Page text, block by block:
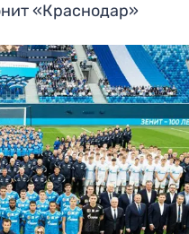
«Краснодар»